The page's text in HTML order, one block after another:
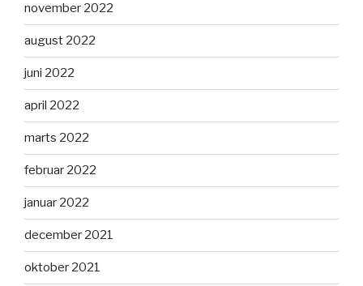
november 2022
august 2022
juni 2022
april 2022
marts 2022
februar 2022
januar 2022
december 2021
oktober 2021